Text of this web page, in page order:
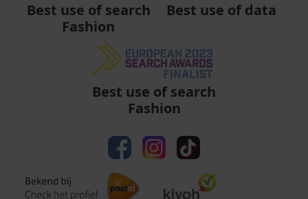
Best use of search
Fashion
Best use of data
Best use of search
Fashion